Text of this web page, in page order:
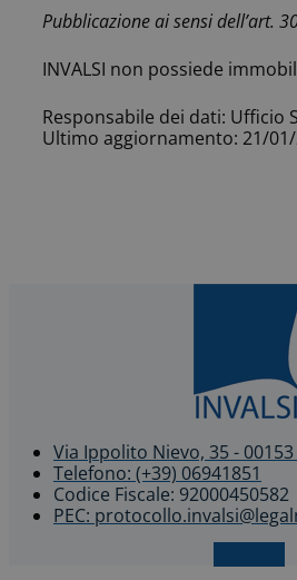
Pubblicazione ai sensi dell’art.
INVALSI non possiede
Responsabile dei dati: Ufficio
Ultimo aggiornamento: 21/
Via Ippolito Nievo, 35 -
Telefono: (+39) 06941851
Codice Fiscale: 92000450582
PEC: